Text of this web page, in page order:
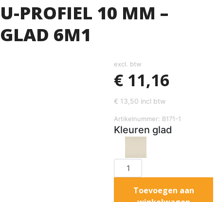
U-PROFIEL 10 MM –
GLAD 6M1
excl. btw
€ 11,16
€ 13,50 incl btw
Artikelnummer: B171-1
Kleuren glad
Toevoegen aan